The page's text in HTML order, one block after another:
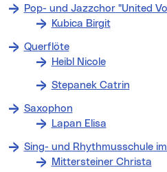
Pop- und Jazzchor "United
Kubica Birgit
Querflöte
Heibl Nicole
Stepanek Catrin
Saxophon
Lapan Elisa
Sing- und Rhythmusschule
Mittersteiner Christa